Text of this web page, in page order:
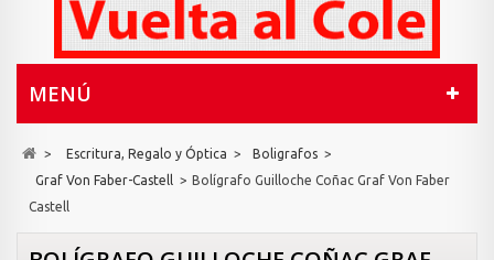
MENÚ
> Escritura, Regalo y Óptica > Boligrafos >
Graf Von Faber-Castell > Bolígrafo Guilloche Coñac Graf Von Faber
Castell